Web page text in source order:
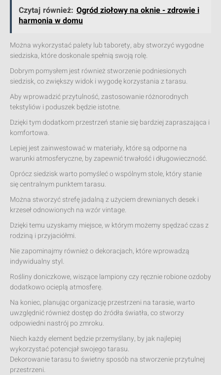
Czytaj również: Ogród ziołowy na oknie - zdrowie i
harmonia w domu
Można wykorzystać palety lub taborety, aby stworzyć wygodne
siedziska, które doskonale spełnią swoją rolę.
Dobrym pomysłem jest również stworzenie podniesionych
siedzisk, co zwiększy widok i wygodę korzystania z tarasu.
Aby wprowadzić przytulność, zastosowanie różnorodnych
tekstyliów i poduszek będzie istotne.
Dzięki tym dodatkom przestrzeń stanie się bardziej zapraszająca i
komfortowa.
Lepiej jest zainwestować w materiały, które są odporne na
warunki atmosferyczne, by zapewnić trwałość i długowieczność.
Oprócz siedzisk warto pomyśleć o wspólnym stole, który stanie
się centralnym punktem tarasu.
Można stworzyć strefę jadalną z użyciem drewnianych desek i
krzeseł odnowionych na wzór vintage.
Dzięki temu uzyskamy miejsce, w którym możemy spędzać czas z
rodziną i przyjaciółmi.
Nie zapominajmy również o dekoracjach, które wprowadzą
indywidualny styl.
Rośliny doniczkowe, wiszące lampiony czy ręcznie robione ozdoby
dodatkowo ocieplą atmosferę.
Na koniec, planując organizację przestrzeni na tarasie, warto
uwzględnić również dostęp do źródła światła, co stworzy
odpowiedni nastrój po zmroku.
Niech każdy element będzie przemyślany, by jak najlepiej
wykorzystać potencjał swojego tarasu.
Dekorowanie tarasu to świetny sposób na stworzenie przytulnej
przestrzeni.